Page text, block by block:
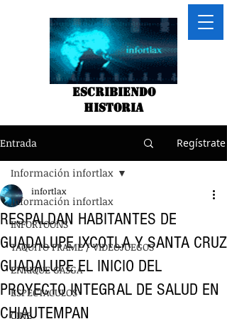
Escribiendo
historia
Entrada Regístrate
Información infortlax
INFORTOONS
TAQUITO FRAME / VIDEOJUEGOS
ENRIQUE GASGA
ESPECTACULOS
CINE
Información infortlax
RESPALDAN HABITANTES DE
GUADALUPE IXCOTLA Y SANTA CRUZ
GUADALUPE EL INICIO DEL
PROYECTO INTEGRAL DE SALUD EN
CHIAUTEMPAN
infortlax